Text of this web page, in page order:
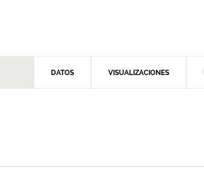
DATOS VISUALIZACIONES